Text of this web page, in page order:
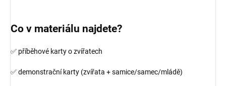
Co v materiálu najdete?
✅ příběhové karty o zvířatech
✅ demonstrační karty (zvířata + samice/samec/mládě)